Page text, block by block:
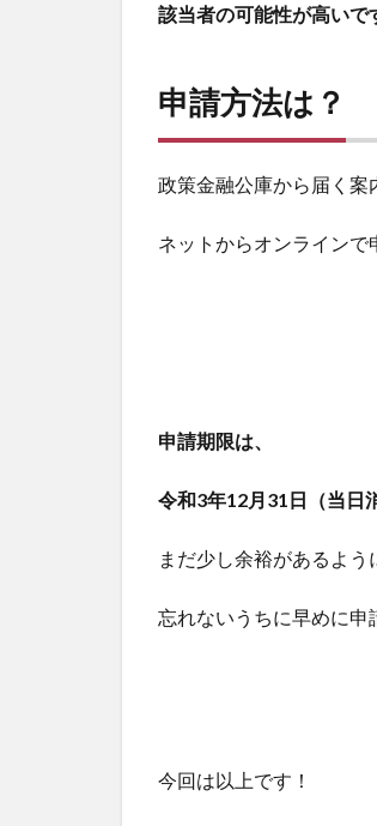
該当者の可能性が高いで
申請方法は？
政策金融公庫から届く案
ネットからオンラインで
申請期限は、
令和3年12月31日（当日
まだ少し余裕があるよう
忘れないうちに早めに申
今回は以上です！